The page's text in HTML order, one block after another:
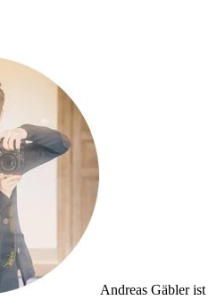
Andreas Gäbler ist